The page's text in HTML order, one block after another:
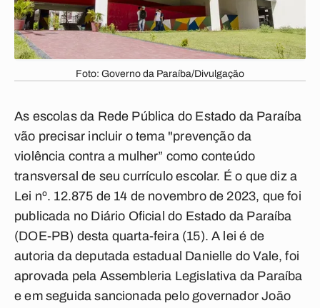
Foto: Governo da Paraíba/Divulgação
As escolas da Rede Pública do Estado da Paraíba
vão precisar incluir o tema "prevenção da
violência contra a mulher” como conteúdo
transversal de seu currículo escolar. É o que diz a
Lei nº. 12.875 de 14 de novembro de 2023, que foi
publicada no Diário Oficial do Estado da Paraíba
(DOE-PB) desta quarta-feira (15). A lei é de
autoria da deputada estadual Danielle do Vale, foi
aprovada pela Assembleria Legislativa da Paraíba
e em seguida sancionada pelo governador João